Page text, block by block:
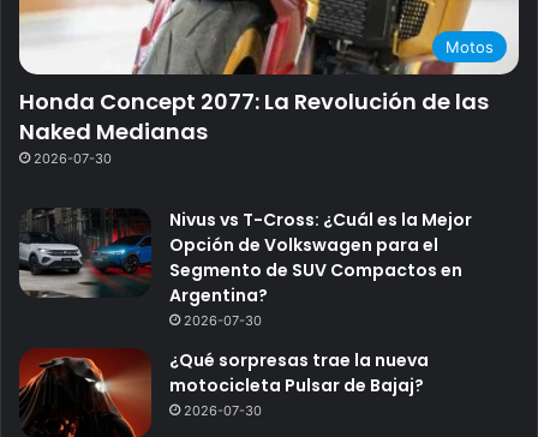
Motos
Honda Concept 2077: La Revolución de las
Naked Medianas
2026-07-30
Nivus vs T-Cross: ¿Cuál es la Mejor
Opción de Volkswagen para el
Segmento de SUV Compactos en
Argentina?
2026-07-30
¿Qué sorpresas trae la nueva
motocicleta Pulsar de Bajaj?
2026-07-30